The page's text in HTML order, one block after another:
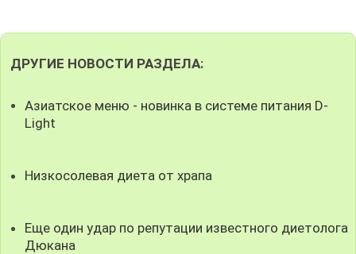
ДРУГИЕ НОВОСТИ РАЗДЕЛА:
Азиатское меню - новинка в системе питания D-
Light
Низкосолевая диета от храпа
Еще один удар по репутации известного диетолога
Дюкана